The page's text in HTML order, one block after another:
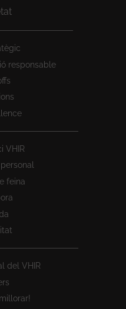
responsable
VHIR
feina
del VHIR